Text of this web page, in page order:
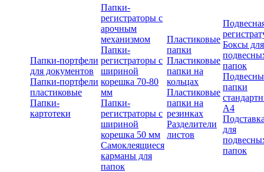
Папки-портфели
для документов
Папки-портфели
пластиковые
Папки-
картотеки
Папки-
регистраторы с
арочным
механизмом
Папки-
регистраторы с
шириной
корешка 70-80
мм
Папки-
регистраторы с
шириной
корешка 50 мм
Самоклеящиеся
карманы для
папок
Пластиковые
папки
Пластиковые
папки на
кольцах
Пластиковые
папки на
резинках
Разделители
листов
Боксы для
папок
папки
А4
для
папок